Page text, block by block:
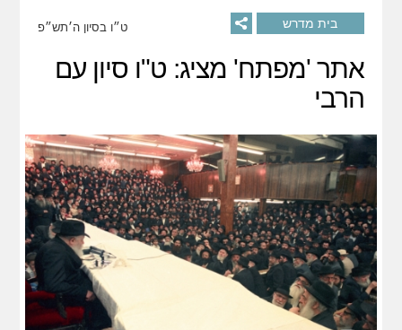
בית מדרש ט״ו בסיון ה׳תש״פ
אתר 'מפתח' מציג: ט"ו סיון עם
הרבי